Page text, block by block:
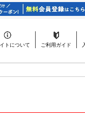
トについて ご利用ガイド